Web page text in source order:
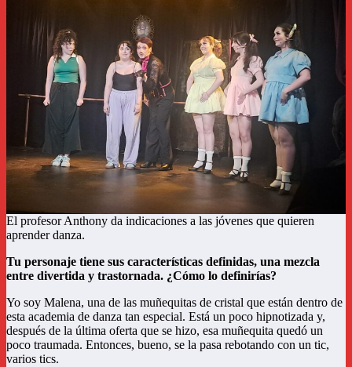
El profesor Anthony da indicaciones a las jóvenes que quieren
aprender danza.
Tu personaje tiene sus características definidas, una mezcla
entre divertida y trastornada. ¿Cómo lo definirías?
Yo soy Malena, una de las muñequitas de cristal que están dentro de
esta academia de danza tan especial. Está un poco hipnotizada y,
después de la última oferta que se hizo, esa muñequita quedó un
poco traumada. Entonces, bueno, se la pasa rebotando con un tic,
varios tics.